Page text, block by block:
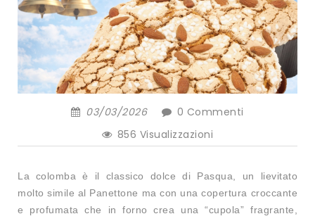
03/03/2026 0 Commenti
856 Visualizzazioni
La colomba è il classico dolce di Pasqua, un lievitato
molto simile al Panettone ma con una copertura croccante
e profumata che in forno crea una “cupola” fragrante,